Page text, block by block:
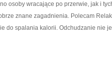
osoby wracające po przerwie, jak i
znane zagadnienia. Polecam
do spalania kalorii. Odchudzanie nie